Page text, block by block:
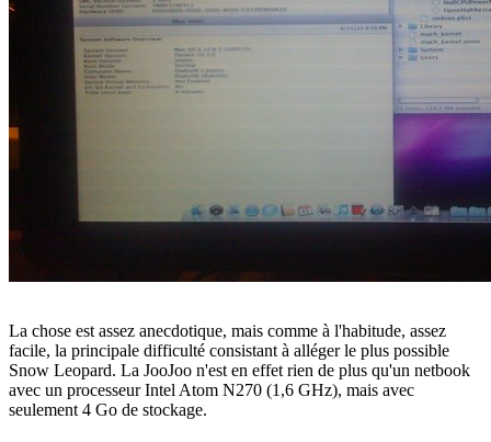
La chose est assez anecdotique, mais comme à l'habitude, assez
facile, la principale difficulté consistant à alléger le plus possible
Snow Leopard. La JooJoo n'est en effet rien de plus qu'un netbook
avec un processeur Intel Atom N270 (1,6 GHz), mais avec
seulement 4 Go de stockage.